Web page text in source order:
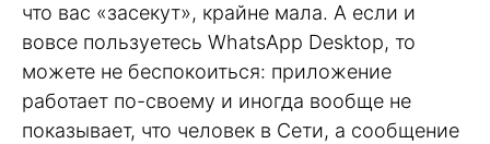
что вас «засекут», крайне мала. А если и
вовсе пользуетесь WhatsApp Desktop, то
можете не беспокоиться: приложение
работает по-своему и иногда вообще не
показывает, что человек в Сети, а сообщение